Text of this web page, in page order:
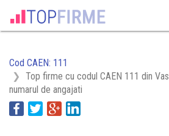
Cod CAEN: 111
Top firme cu codul CAEN 111 din
numarul de angajati